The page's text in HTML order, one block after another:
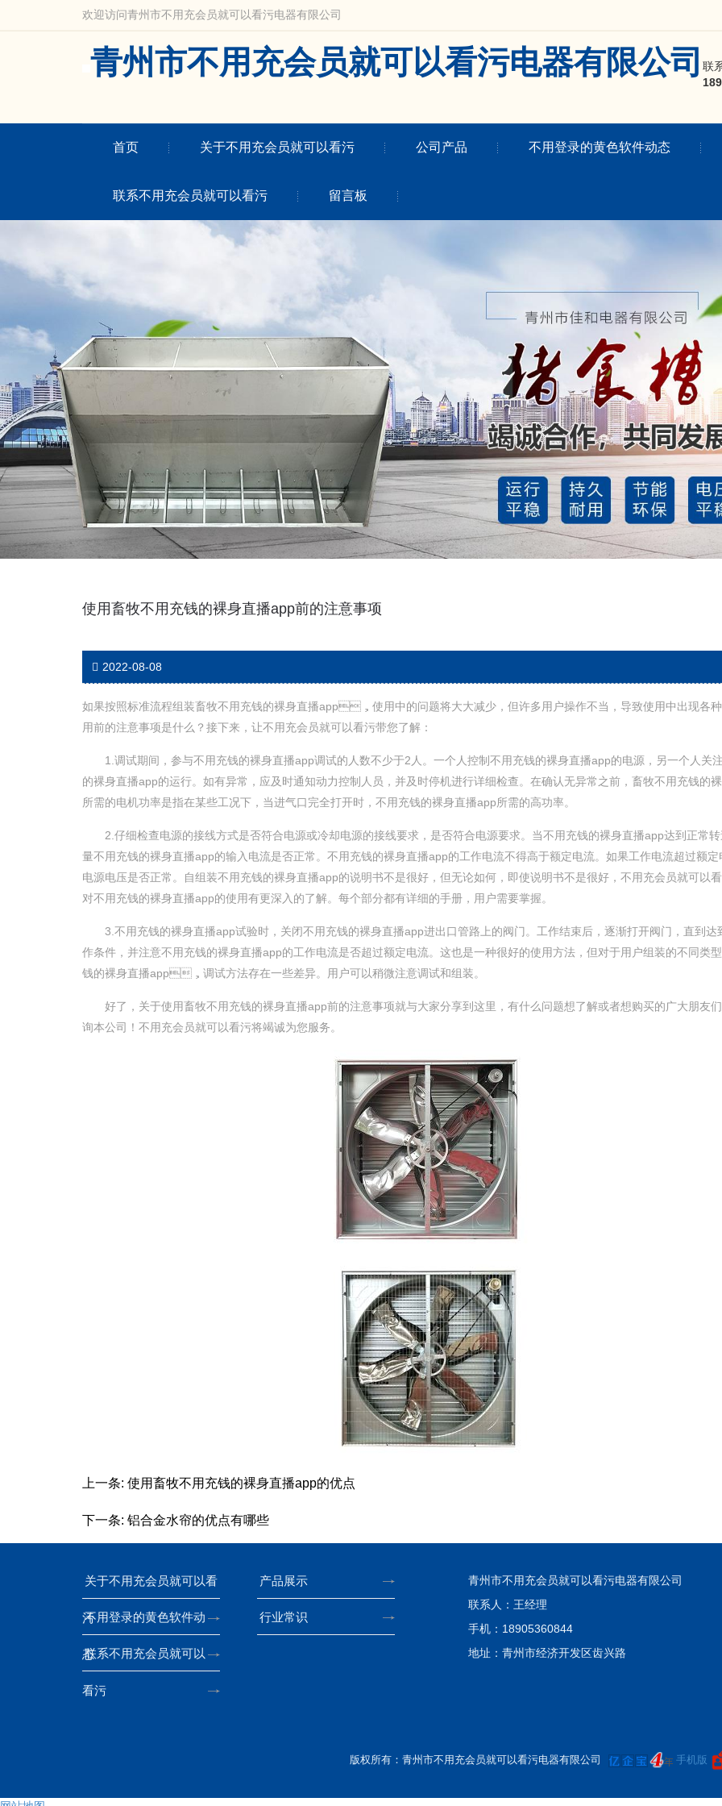
欢迎访问青州市不用充会员就可以看污电器有限公司
青州市不用充会员就可以看污电器有限公司 联
首页 关于不用充会员就可以看污 公司产品 不用登录的黄色软件动态
联系不用充会员就可以看污 留言板
使用畜牧不用充钱的裸身直播app前的注意事项
2022-08-08
如果按照标准流程组装畜牧不用充钱的裸身直播app，使用中的问题将大大减少，但许多用户操作不当，导致使用中出现各种
用前的注意事项是什么？接下来，让不用充会员就可以看污带您了解：
1.调试期间，参与不用充钱的裸身直播app调试的人数不少于2人。一个人控制不用充钱的裸身直播app的电源，另一个人关
的裸身直播app的运行。如有异常，应及时通知动力控制人员，并及时停机进行详细检查。在确认无异常之前，畜牧不用充钱
所需的电机功率是指在某些工况下，当进气口完全打开时，不用充钱的裸身直播app所需的高功率。
2.仔细检查电源的接线方式是否符合电源或冷却电源的接线要求，是否符合电源要求。当不用充钱的裸身直播app达到正常转速
量不用充钱的裸身直播app的输入电流是否正常。不用充钱的裸身直播app的工作电流不得高于额定电流。如果工作电流超过额定
电源电压是否正常。自组装不用充钱的裸身直播app的说明书不是很好，但无论如何，即使说明书不是很好，不用充会员就可以
对不用充钱的裸身直播app的使用有更深入的了解。每个部分都有详细的手册，用户需要掌握。
3.不用充钱的裸身直播app试验时，关闭不用充钱的裸身直播app进出口管路上的阀门。工作结束后，逐渐打开阀门，直到
作条件，并注意不用充钱的裸身直播app的工作电流是否超过额定电流。这也是一种很好的使用方法，但对于用户组装的不同类
钱的裸身直播app，调试方法存在一些差异。用户可以稍微注意调试和组装。
好了，关于使用畜牧不用充钱的裸身直播app前的注意事项就与大家分享到这里，有什么问题想了解或者想购买的广大朋友
询本公司！不用充会员就可以看污将竭诚为您服务。
上一条: 使用畜牧不用充钱的裸身直播app的优点
下一条: 铝合金水帘的优点有哪些
关于不用充会员就可以看
污
不用登录的黄色软件动
态
联系不用充会员就可以
看污
产品展示
行业常识
青州市不用充会员就可以看污电器有限公司
联系人：王经理
手机：18905360844
地址：青州市经济开发区齿兴路
版权所有：青州市不用充会员就可以看污电器有限公司 手机版